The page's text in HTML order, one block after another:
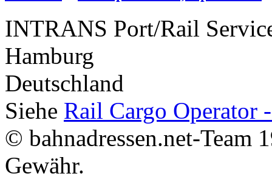
INTRANS Port/Rail
Hamburg
Deutschland
Siehe Rail Cargo Operator
© bahnadressen.net-Team
Gewähr.